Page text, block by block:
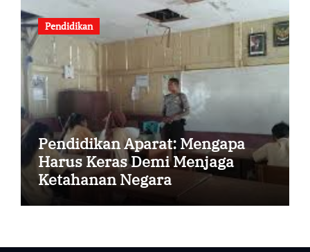
Pendidikan
Pendidikan Aparat: Mengapa
Harus Keras Demi Menjaga
Ketahanan Negara